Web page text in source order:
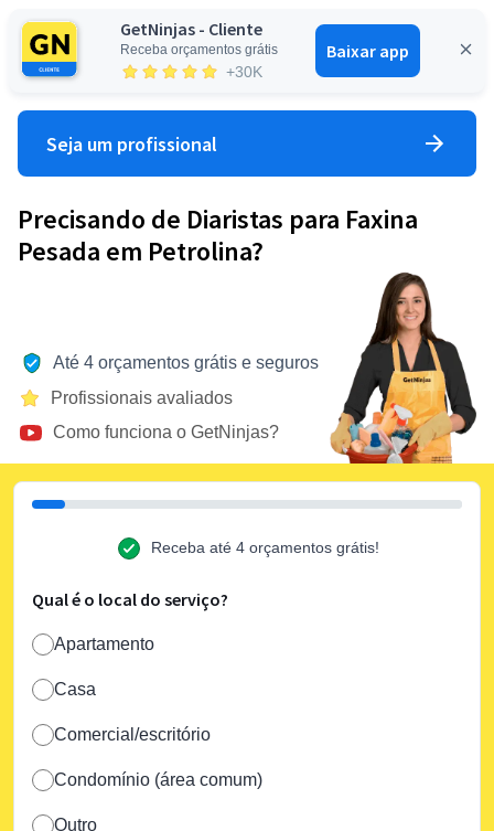
GetNinjas - Cliente
Receba orçamentos grátis
+30K
Baixar app
Entrar
Seja um profissional
Precisando de Diaristas para Faxina
Pesada em Petrolina?
Até 4 orçamentos grátis e seguros
Profissionais avaliados
Como funciona o GetNinjas?
Receba até 4 orçamentos grátis!
Qual é o local do serviço?
Apartamento
Casa
Comercial/escritório
Condomínio (área comum)
Outro